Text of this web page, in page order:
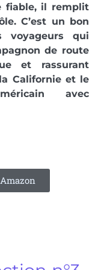
fiable, il remplit
C’est un bon
voyageurs qui
de route
et rassurant
Californie et le
avec